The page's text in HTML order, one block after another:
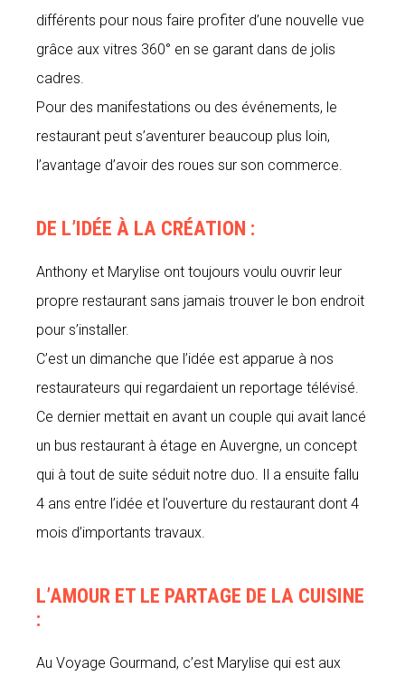
différents pour nous faire profiter d’une nouvelle vue
grâce aux vitres 360° en se garant dans de jolis
cadres.
Pour des manifestations ou des événements, le
restaurant peut s’aventurer beaucoup plus loin,
l’avantage d’avoir des roues sur son commerce.
DE L’IDÉE À LA CRÉATION :
Anthony et Marylise ont toujours voulu ouvrir leur
propre restaurant sans jamais trouver le bon endroit
pour s’installer.
C’est un dimanche que l’idée est apparue à nos
restaurateurs qui regardaient un reportage télévisé.
Ce dernier mettait en avant un couple qui avait lancé
un bus restaurant à étage en Auvergne, un concept
qui à tout de suite séduit notre duo. Il a ensuite fallu
4 ans entre l’idée et l’ouverture du restaurant dont 4
mois d’importants travaux.
L’AMOUR ET LE PARTAGE DE LA CUISINE
:
Au Voyage Gourmand, c’est Marylise qui est aux